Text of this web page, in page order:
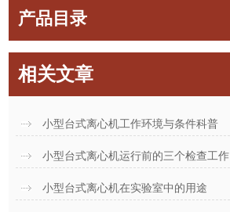
产品目录
相关文章
小型台式离心机工作环境与条件科普
小型台式离心机运行前的三个检查工作
小型台式离心机在实验室中的用途